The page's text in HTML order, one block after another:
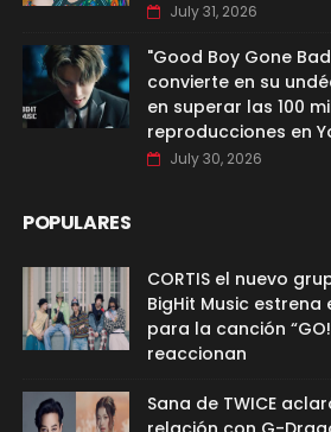
July 31, 2026
"Good Boy Gone
convierte en su
en superar las 100
reproducciones en
July 30, 2026
POPULARES
CORTIS el nuevo
BigHit Music
para la canción
reaccionan
Sana de TWICE